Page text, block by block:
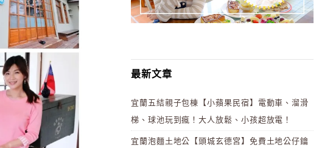
最新文章
宜蘭五結親子包棟【小蘋果民宿】電動車、溜滑
梯、球池玩到瘋！大人放鬆、小孩超放電！
宜蘭泡麵土地公【頭城玄德宮】免費土地公仔鑰